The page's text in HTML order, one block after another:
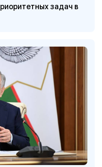
задач в